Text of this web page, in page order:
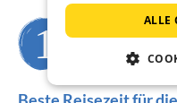
Wann
ALLE